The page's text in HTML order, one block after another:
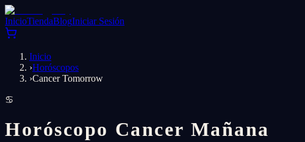
InicioTiendaBlogIniciar Sesión
Inicio
›Horóscopos
›Cancer Tomorrow
♋
Horóscopo Cancer Mañana